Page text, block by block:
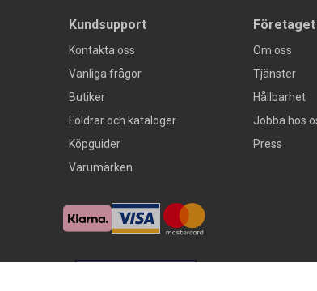
Kundsupport
Kontakta oss
Vanliga frågor
Butiker
Foldrar och kataloger
Köpguider
Varumärken
Företaget
Om oss
Tjänster
Hållbarhet
Jobba hos
Press